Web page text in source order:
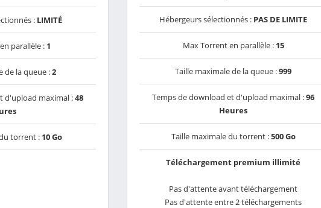
: LIMITÉ
parallèle : 1
de la queue :2
d'upload maximal :48
torrent : 10 Go
Hébergeurs sélectionnés : PAS DE LIMITE
Max Torrent en parallèle : 15
Taille maximale de la queue :999
Temps de download et d'upload maximal :96
Heures
Taille maximale du torrent :500 Go
Téléchargement premium illimité
Pas d'attente avant téléchargement
Pas d'attente entre 2 téléchargements